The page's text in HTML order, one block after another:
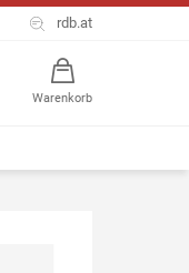
rdb.at
Warenkorb